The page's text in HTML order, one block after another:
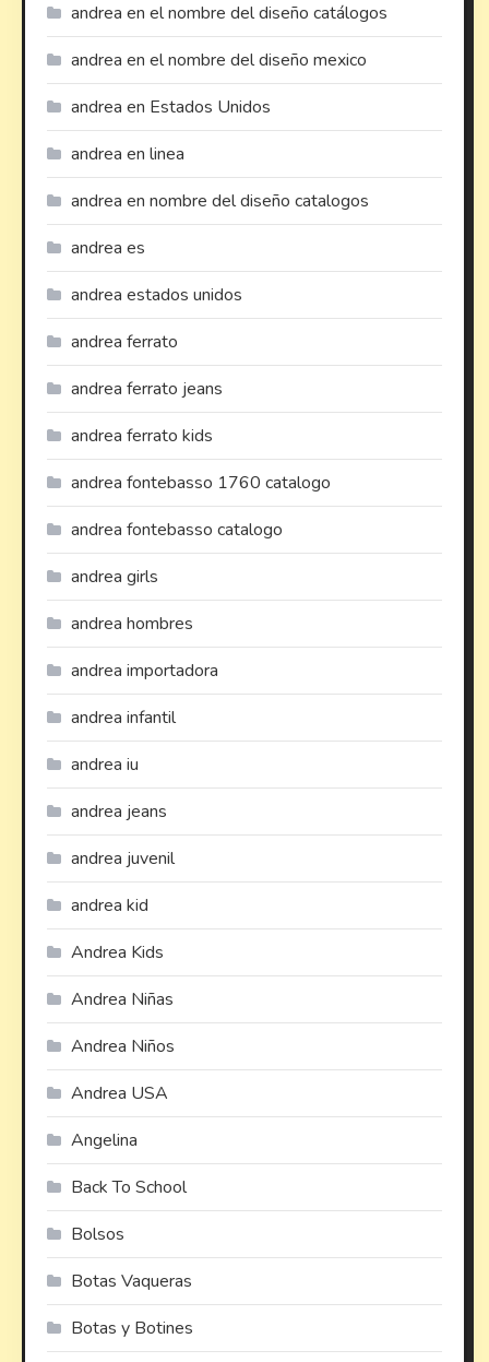
andrea en el nombre del diseño catálogos
andrea en el nombre del diseño mexico
andrea en Estados Unidos
andrea en linea
andrea en nombre del diseño catalogos
andrea es
andrea estados unidos
andrea ferrato
andrea ferrato jeans
andrea ferrato kids
andrea fontebasso 1760 catalogo
andrea fontebasso catalogo
andrea girls
andrea hombres
andrea importadora
andrea infantil
andrea iu
andrea jeans
andrea juvenil
andrea kid
Andrea Kids
Andrea Niñas
Andrea Niños
Andrea USA
Angelina
Back To School
Bolsos
Botas Vaqueras
Botas y Botines